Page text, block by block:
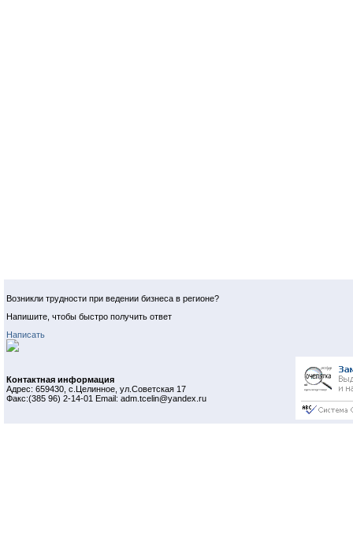
Возникли трудности при ведении бизнеса в регионе?
Напишите, чтобы быстро получить ответ
Написать
Контактная информация
Адрес: 659430, с.Целинное, ул.Советская 17
Факс:(385 96) 2-14-01 Email: adm.tcelin@yandex.ru